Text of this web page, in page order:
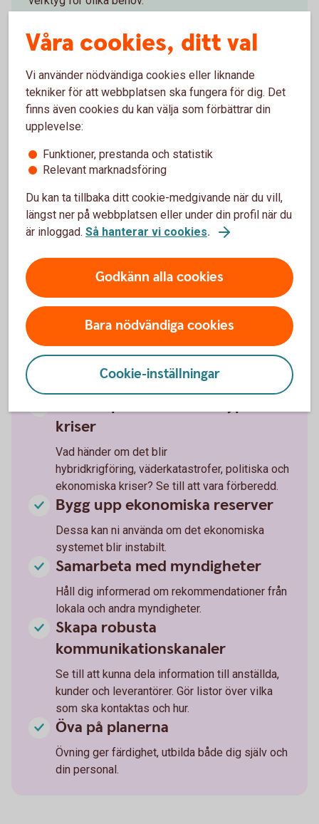
Likviditetsplanering
Företagsekonomen tipsar om
hur du stärker kontinuiteten
Stresstesta företaget
Vad händer vid störningar och avbrott? Vad gör
ni om medarbetarna inte kan ta sig till
slås ut av cyberattacker eller elen försvinner?
underleverantörer
Vilka varor och tjänster är kritiska för
verksamheten och vilka alternativa lösningar
finns? Skaffa lager av kritiska varor och
kriser
Vad händer om det blir
hybridkrigföring, väderkatastrofer, politiska och
ekonomiska kriser? Se till att vara förberedd.
Bygg upp ekonomiska reserver
Dessa kan ni använda om det ekonomiska
systemet blir instabilt.
Samarbeta med myndigheter
Håll dig informerad om rekommendationer från
lokala och andra myndigheter.
Skapa robusta
kommunikationskanaler
Se till att kunna dela information till anställda,
kunder och leverantörer. Gör listor över vilka
som ska kontaktas och hur.
Öva på planerna
Övning ger färdighet, utbilda både dig själv och
din personal.
Våra cookies, ditt val
Vi använder nödvändiga cookies eller liknande
tekniker för att webbplatsen ska fungera för dig. Det
finns även cookies du kan välja som förbättrar din
upplevelse:
Funktioner, prestanda och statistik
Relevant marknadsföring
Du kan ta tillbaka ditt cookie-medgivande när du vill,
längst ner på webbplatsen eller under din profil när du
är inloggad. Så hanterar vi cookies.
Godkänn alla cookies
Bara nödvändiga cookies
Cookie-inställningar